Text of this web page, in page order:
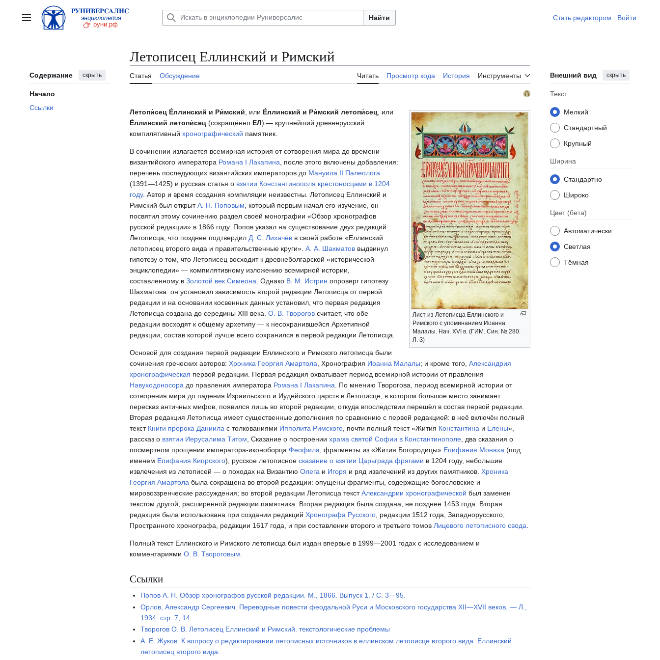
содержаниюГлавное меню Найти Стать редактором ​ Войти
Содержание скрыть
Начало
Ссылки
Летописец Еллинский и Римский
Статья Обсуждение Читать Просмотр кода История Инструменты Внешний вид скрыть
Текст
Мелкий
Стандартный
Крупный
Ширина
Стандартно
Широко
Цвет (бета)
Автоматически
Светлая
Тёмная
Лист из Летописца Еллинского и
Римского с упоминанием Иоанна
Малалы. Нач. XVI в. (ГИМ. Син. № 280.
Л. З)
Летопи́сец Е́ллинский и Ри́мский , или Е́ллинский и Ри́мский летопи́сец , или
Е́ллинский летопи́сец (сокращённо ЕЛ) — крупнейший древнерусский
компилятивный хронографический памятник.
В сочинении излагается всемирная история от сотворения мира до времени
византийского императора Романа I Лакапина , после этого включены добавления:
перечень последующих византийских императоров до Мануила II Палеолога
(1391—1425) и русская статья о взятии Константинополя крестоносцами в 1204
году. Автор и время создания компиляции неизвестны. Летописец Еллинский и
Римский был открытА. Н. Поповым , который первым начал его изучение, он
посвятил этому сочинению раздел своей монографии «Обзор хронографов
русской редакции» в 1866 году. Попов указал на существование двух редакций
Летописца, что позднее подтвердил Д. С. Лихачёв в своей работе «Еллинский
летописец второго вида и правительственные круги». А. А. Шахматов выдвинул
гипотезу о том, что Летописец восходит к древнеболгарской «исторической
энциклопедии» — компилятивному изложению всемирной истории,
составленному в Золотой век Симеона . Однако В. М. Истрин опроверг гипотезу
Шахматова: он установил зависимость второй редакции Летописца от первой
редакции и на основании косвенных данных установил, что первая редакция
Летописца создана до середины XIII века. О. В. Творогов считает, что обе
редакции восходят к общему архетипу — к несохранившейся Архетипной
редакции, состав которой лучше всего сохранился в первой редакции Летописца.
Основой для создания первой редакции Еллинского и Римского летописца были
сочинения греческих авторов: Хроника Георгия Амартола , Хронография Иоанна Малалы; и кроме того, Александрия
хронографическая первой редакции. Первая редакция охватывает период всемирной истории от правления
Навуходоносора до правления императора Романа I Лакапина . По мнению Творогова, период всемирной истории от
сотворения мира до падения Израильского и Иудейского царств в Летописце, в котором большое место занимает
пересказ античных мифов, появился лишь во второй редакции, откуда впоследствии перешёл в состав первой редакции.
Вторая редакция Летописца имеет существенные дополнения по сравнению с первой редакцией: в неё включён полный
текст Книги пророка Даниила с толкованиями Ипполита Римского , почти полный текст «Жития Константина и Елены»,
рассказ о взятии Иерусалима Титом , Сказание о построении храма святой Софии в Константинополе , два сказания о
посмертном прощении императора-иконоборца Феофила , фрагменты из «Жития Богородицы» Епифания Монаха (под
именем Епифания Кипрского), русское летописное сказание о взятии Царьграда фрягами в 1204 году, небольшие
извлечения из летописей — о походах на Византию Олега и Игоря и ряд извлечений из других памятников. Хроника
Георгия Амартола была сокращена во второй редакции: опущены фрагменты, содержащие богословские и
мировоззренческие рассуждения; во второй редакции Летописца текстАлександрии хронографической был заменен
текстом другой, расширенной редакции памятника. Вторая редакция была создана, не позднее 1453 года. Вторая
редакция была использована при создании редакций Хронографа Русского , редакции 1512 года, Западнорусского,
Пространного хронографа, редакции 1617 года, и при составлении второго и третьего томов Лицевого летописного свода
Полный текст Еллинского и Римского летописца был издан впервые в 1999—2001 годах с исследованием и
комментариями О. В. Твороговым
Ссылки
Попов А. Н. Обзор хронографов русской редакции. М., 1866. Выпуск 1. / С. 3—95.
Орлов, Александр Сергеевич Переводные повести феодальной Руси и Московского государства XII—XVII веков. — Л.,
1934. стр. 7, 14
Творогов О. В. Летописец Еллинский и Римский. текстологические проблемы
А. Е. Жуков. К вопросу о редактировании летописных источников в еллинском летописце второго вида. Еллинский
летописец второго вида.